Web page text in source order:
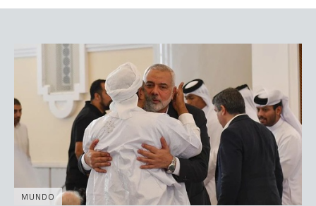
MUNDO